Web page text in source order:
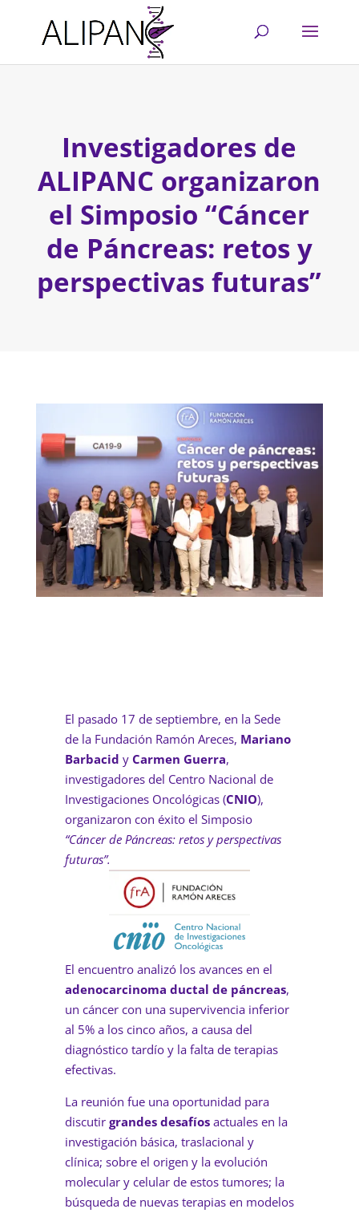
Investigadores de
ALIPANC organizaron
el Simposio “Cáncer
de Páncreas: retos y
perspectivas futuras”
El pasado 17 de septiembre, en la Sede
de la Fundación Ramón Areces, Mariano
Barbacid y Carmen Guerra,
investigadores del Centro Nacional de
Investigaciones Oncológicas (CNIO),
organizaron con éxito el Simposio
“Cáncer de Páncreas: retos y perspectivas
futuras”.
El encuentro analizó los avances en el
adenocarcinoma ductal de páncreas,
un cáncer con una supervivencia inferior
al 5% a los cinco años, a causa del
diagnóstico tardío y la falta de terapias
efectivas.
La reunión fue una oportunidad para
discutir grandes desafíosactuales en la
investigación básica, traslacional y
clínica; sobre el origen y la evolución
molecular y celular de estos tumores; la
búsqueda de nuevas terapias en modelos